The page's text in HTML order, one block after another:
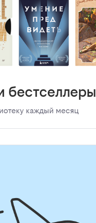
бестселлеры
каждый месяц